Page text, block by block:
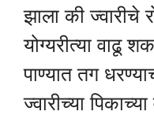
झाला की ज्वारीचे
योग्यरीत्या वाढू
पाण्यात तग
ज्वारीच्या